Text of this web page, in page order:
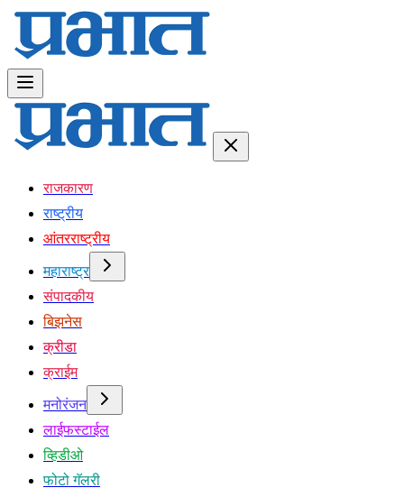
राजकारण
राष्ट्रीय
आंतरराष्ट्रीय
महाराष्ट्र
संपादकीय
बिझनेस
क्रीडा
क्राईम
मनोरंजन
लाईफस्टाईल
व्हिडीओ
फोटो गॅलरी